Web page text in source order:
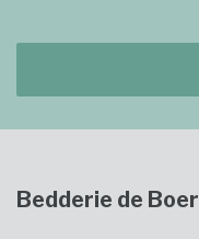
Bedderie de Boer